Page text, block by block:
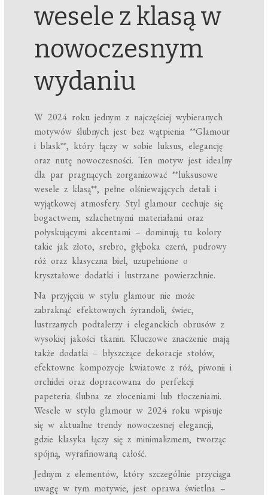
wesele z klasą w
nowoczesnym
wydaniu
W 2024 roku jednym z najczęściej wybieranych
motywów ślubnych jest bez wątpienia **Glamour
i blask**, który łączy w sobie luksus, elegancję
oraz nutę nowoczesności. Ten motyw jest idealny
dla par pragnących zorganizować **luksusowe
wesele z klasą**, pełne olśniewających detali i
wyjątkowej atmosfery. Styl glamour cechuje się
bogactwem, szlachetnymi materiałami oraz
połyskującymi akcentami – dominują tu kolory
takie jak złoto, srebro, głęboka czerń, pudrowy
róż oraz klasyczna biel, uzupełnione o
kryształowe dodatki i lustrzane powierzchnie.
Na przyjęciu w stylu glamour nie może
zabraknąć efektownych żyrandoli, świec,
lustrzanych podtalerzy i eleganckich obrusów z
wysokiej jakości tkanin. Kluczowe znaczenie mają
także dodatki – błyszczące dekoracje stołów,
efektowne kompozycje kwiatowe z róż, piwonii i
orchidei oraz dopracowana do perfekcji
papeteria ślubna ze złoceniami lub tłoczeniami.
Wesele w stylu glamour w 2024 roku wpisuje
się w aktualne trendy nowoczesnej elegancji,
gdzie klasyka łączy się z minimalizmem, tworząc
spójną, wyrafinowaną całość.
Jednym z elementów, który szczególnie przyciąga
uwagę w tym motywie, jest oprawa świetlna –